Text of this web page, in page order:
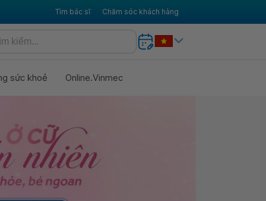
Tìm bác sĩ Chăm sóc khách hàng
sức khoẻ Online.Vinmec